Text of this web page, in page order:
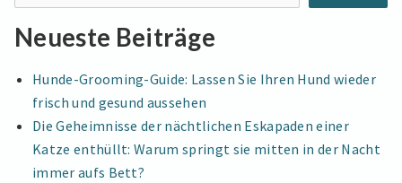
Neueste Beiträge
Hunde-Grooming-Guide: Lassen Sie Ihren Hund wieder
frisch und gesund aussehen
Die Geheimnisse der nächtlichen Eskapaden einer
Katze enthüllt: Warum springt sie mitten in der Nacht
immer aufs Bett?